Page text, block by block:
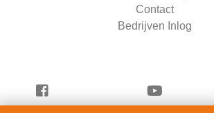
Contact
Bedrijven Inlog